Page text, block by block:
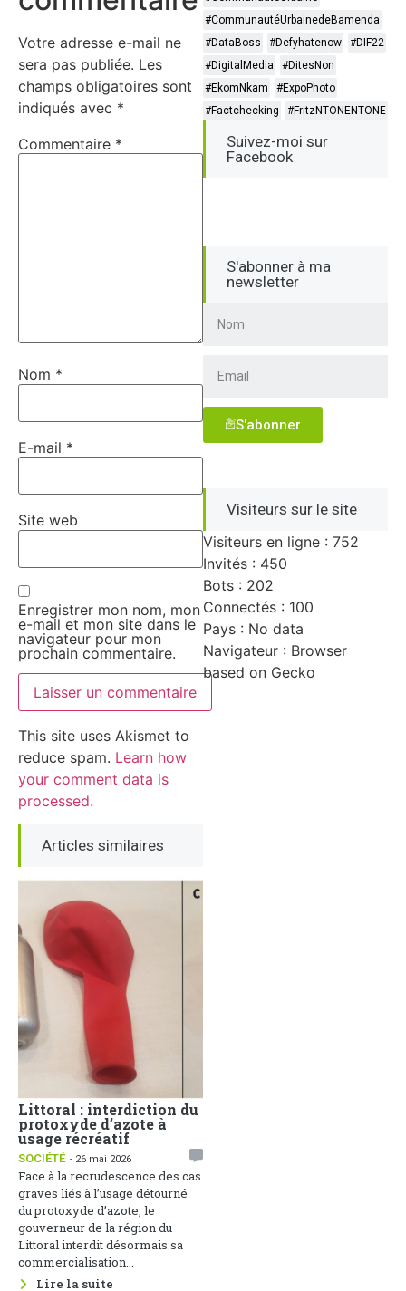
Votre adresse e-mail ne
sera pas publiée. Les
champs obligatoires sont
indiqués avec *
Commentaire *
Nom *
E-mail *
Site web
Enregistrer mon nom, mon
e-mail et mon site dans le
navigateur pour mon
prochain commentaire.
This site uses Akismet to
reduce spam. Learn how
your comment data is
processed.
Articles similaires
Littoral : interdiction du
protoxyde d’azote à
usage récréatif
SOCIÉTÉ - 26 mai 2026
Face à la recrudescence des cas
graves liés à l’usage détourné
du protoxyde d’azote, le
gouverneur de la région du
Littoral interdit désormais sa
commercialisation...
Lire la suite
#CommunautéUrbainedeBamenda
#DataBoss
#Defyhatenow
#DIF22
#DigitalMedia
#DitesNon
#EkomNkam
#ExpoPhoto
#Factchecking
#FritzNTONENTONE
Suivez-moi sur
Facebook
S'abonner à ma
newsletter
S'abonner
Visiteurs sur le site
Visiteurs en ligne : 752
Invités : 450
Bots : 202
Connectés : 100
Pays : No data
Navigateur : Browser
based on Gecko